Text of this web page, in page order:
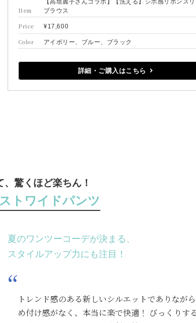
Item
【高垣麗子さんコラボ】【洗える】シボ感リボンス
ブラウス
Price ¥17,600
Color アイボリー、ブルー、ブラック
詳細・ご購入はこちら
驚くほど楽ちん！
トワイドパンツ
夏のワンツーコーデが決まる、
スタイルアップ力にも注目！
トレンド感のある新しいシルエットでありなが
め付け感がなく、本当に楽で快適！ びっくりす